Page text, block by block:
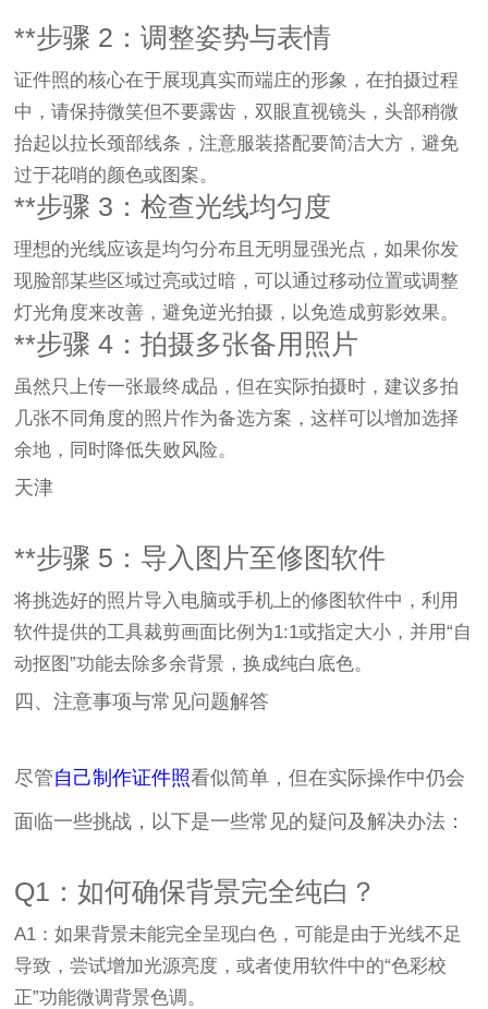
**步骤 2：调整姿势与表情
证件照的核心在于展现真实而端庄的形象，在拍摄过程
中，请保持微笑但不要露齿，双眼直视镜头，头部稍微
抬起以拉长颈部线条，注意服装搭配要简洁大方，避免
过于花哨的颜色或图案。
**步骤 3：检查光线均匀度
理想的光线应该是均匀分布且无明显强光点，如果你发
现脸部某些区域过亮或过暗，可以通过移动位置或调整
灯光角度来改善，避免逆光拍摄，以免造成剪影效果。
**步骤 4：拍摄多张备用照片
虽然只上传一张最终成品，但在实际拍摄时，建议多拍
几张不同角度的照片作为备选方案，这样可以增加选择
余地，同时降低失败风险。
天津
**步骤 5：导入图片至修图软件
将挑选好的照片导入电脑或手机上的修图软件中，利用
软件提供的工具裁剪画面比例为1:1或指定大小，并用“自
动抠图”功能去除多余背景，换成纯白底色。
四、注意事项与常见问题解答
尽管自己制作证件照看似简单，但在实际操作中仍会
面临一些挑战，以下是一些常见的疑问及解决办法：
Q1：如何确保背景完全纯白？
A1：如果背景未能完全呈现白色，可能是由于光线不足
导致，尝试增加光源亮度，或者使用软件中的“色彩校
正”功能微调背景色调。